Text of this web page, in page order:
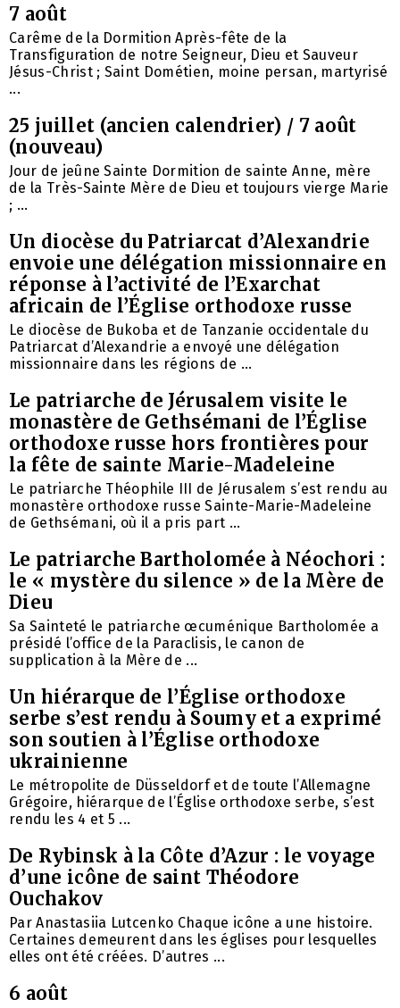
7 août
Carême de la Dormition Après-fête de la
Transfiguration de notre Seigneur, Dieu et Sauveur
Jésus-Christ ; Saint Dométien, moine persan, martyrisé
...
25 juillet (ancien calendrier) / 7 août
(nouveau)
Jour de jeûne Sainte Dormition de sainte Anne, mère
de la Très-Sainte Mère de Dieu et toujours vierge Marie
; ...
Un diocèse du Patriarcat d’Alexandrie
envoie une délégation missionnaire en
réponse à l’activité de l’Exarchat
africain de l’Église orthodoxe russe
Le diocèse de Bukoba et de Tanzanie occidentale du
Patriarcat d’Alexandrie a envoyé une délégation
missionnaire dans les régions de ...
Le patriarche de Jérusalem visite le
monastère de Gethsémani de l’Église
orthodoxe russe hors frontières pour
la fête de sainte Marie-Madeleine
Le patriarche Théophile III de Jérusalem s’est rendu au
monastère orthodoxe russe Sainte-Marie-Madeleine
de Gethsémani, où il a pris part ...
Le patriarche Bartholomée à Néochori :
le « mystère du silence » de la Mère de
Dieu
Sa Sainteté le patriarche œcuménique Bartholomée a
présidé l’office de la Paraclisis, le canon de
supplication à la Mère de ...
Un hiérarque de l’Église orthodoxe
serbe s’est rendu à Soumy et a exprimé
son soutien à l’Église orthodoxe
ukrainienne
Le métropolite de Düsseldorf et de toute l’Allemagne
Grégoire, hiérarque de l’Église orthodoxe serbe, s’est
rendu les 4 et 5 ...
De Rybinsk à la Côte d’Azur : le voyage
d’une icône de saint Théodore
Ouchakov
Par Anastasiia Lutcenko Chaque icône a une histoire.
Certaines demeurent dans les églises pour lesquelles
elles ont été créées. D’autres ...
6 août